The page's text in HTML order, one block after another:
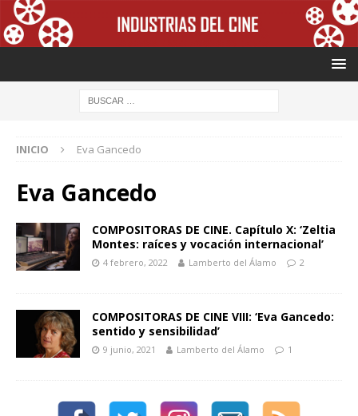
INICIO Eva Gancedo
Eva Gancedo
COMPOSITORAS DE CINE. Capítulo X: ‘Zeltia
Montes: raíces y vocación internacional’
4 febrero, 2022 Lamberto del Álamo 2
COMPOSITORAS DE CINE VIII: ‘Eva Gancedo:
sentido y sensibilidad’
9 junio, 2021 Lamberto del Álamo 1